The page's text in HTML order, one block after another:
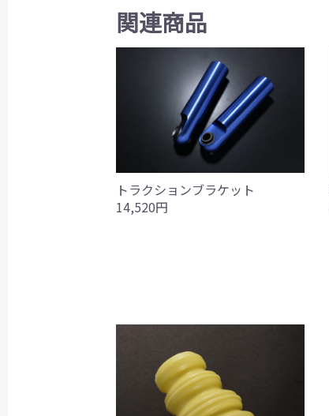
関連商品
トラクションブラケット
14,520円